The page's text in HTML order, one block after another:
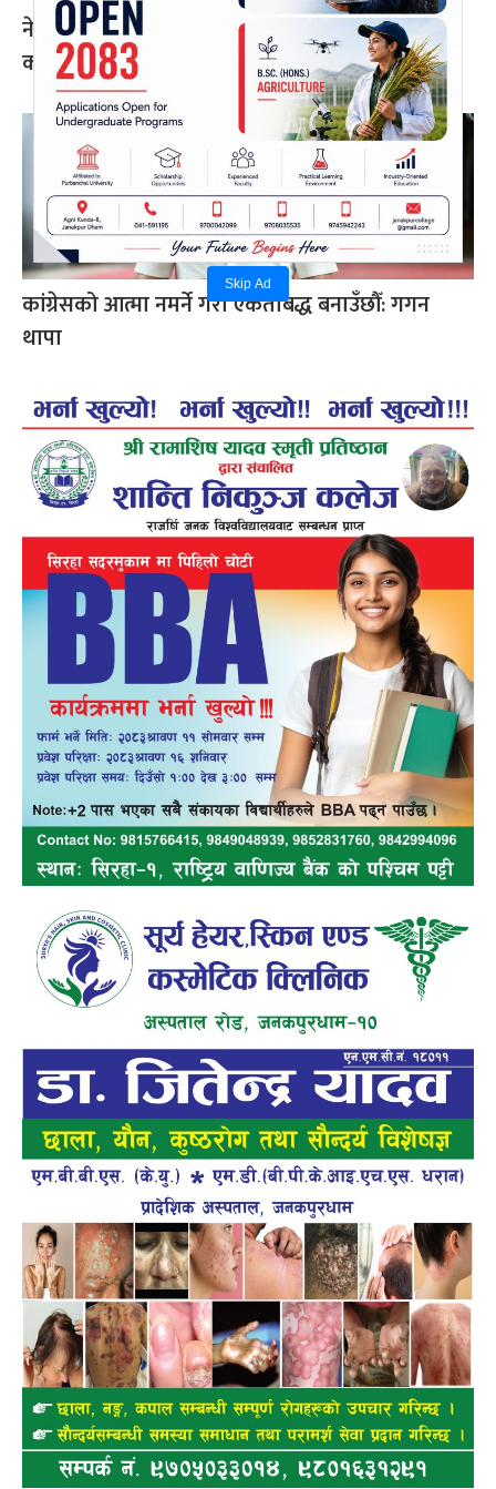
Skip Ad
नेपाल प्रिमियर लिग : हरमित सिंह जनकपुर बोल्ट्सको
कप्तान
कांग्रेसको आत्मा नमर्ने गरी एकताबद्ध बनाउँछौँ: गगन
थापा